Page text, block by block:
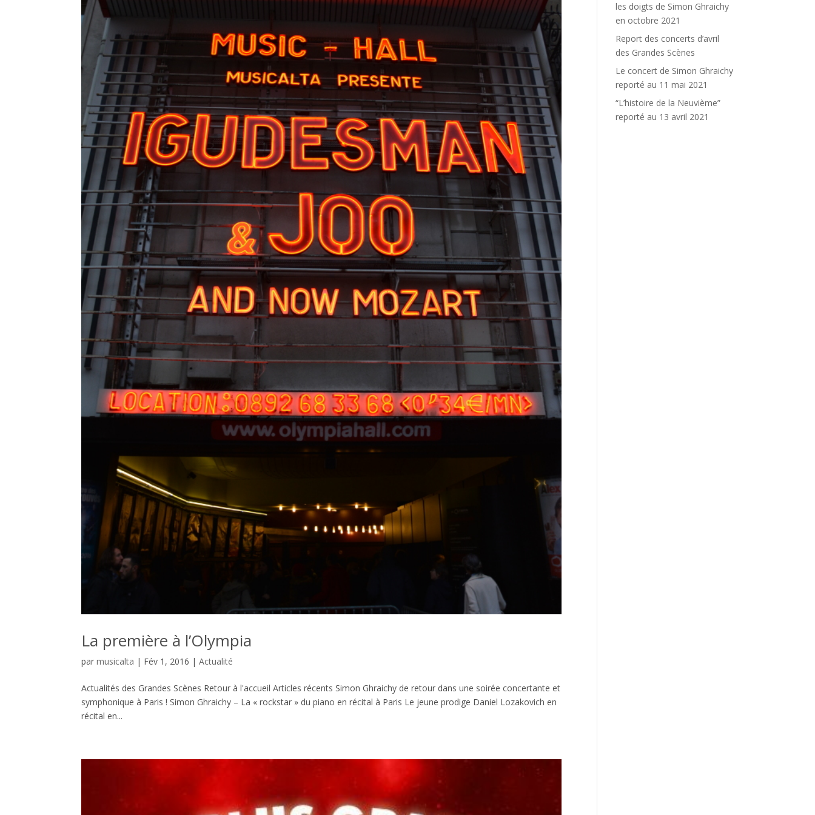
La première à l’Olympia
parmusicalta | Fév 1, 2016 |Actualité
Actualités des Grandes Scènes Retour à l'accueil Articles récents Simon Ghraichy de retour dans une soirée concertante et
symphonique à Paris ! Simon Ghraichy – La « rockstar » du piano en récital à Paris Le jeune prodige Daniel Lozakovich en
récital en...
les doigts de Simon Ghraichy
en octobre 2021
Report des concerts d’avril
des Grandes Scènes
Le concert de Simon Ghraichy
reporté au 11 mai 2021
“L’histoire de la Neuvième”
reporté au 13 avril 2021